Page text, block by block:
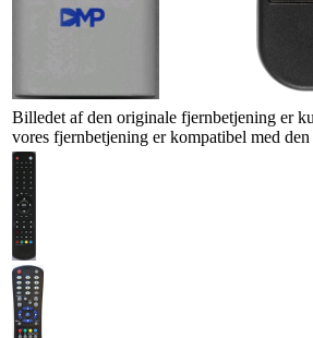
Billedet af den originale fjernbetjening er
vores fjernbetjening er kompatibel med